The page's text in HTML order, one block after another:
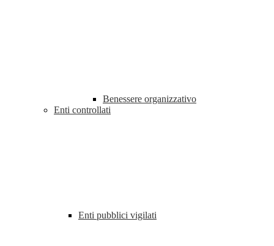
Benessere organizzativo
Enti controllati
Enti pubblici vigilati